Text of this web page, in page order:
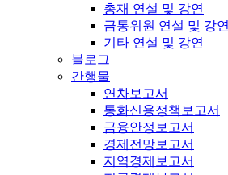
총재 연설 및 강연
금통위원 연설 및 강연
기타 연설 및 강연
블로그
간행물
연차보고서
통화신용정책보고서
금융안정보고서
경제전망보고서
지역경제보고서